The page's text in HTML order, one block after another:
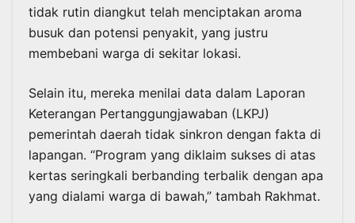
tidak rutin diangkut telah menciptakan aroma
busuk dan potensi penyakit, yang justru
membebani warga di sekitar lokasi.
Selain itu, mereka menilai data dalam Laporan
Keterangan Pertanggungjawaban (LKPJ)
pemerintah daerah tidak sinkron dengan fakta di
lapangan. “Program yang diklaim sukses di atas
kertas seringkali berbanding terbalik dengan apa
yang dialami warga di bawah,” tambah Rakhmat.